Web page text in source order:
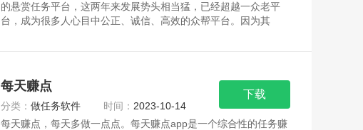
的悬赏任务平台，这两年来发展势头相当猛，已经超越一众老平
台，成为很多人心目中公正、诚信、高效的众帮平台。因为其
每天赚点
分类： 做任务软件 时间： 2023-10-14
每天赚点，每天多做一点点。每天赚点app是一个综合性的任务赚
下载